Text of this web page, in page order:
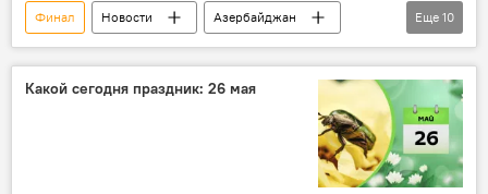
Финал Новости
Азербайджан
арт-проект
Россия
Москва
международный конкурс
Село Ивановка
Стажировка
Еще 10
Какой сегодня праздник: 26 мая